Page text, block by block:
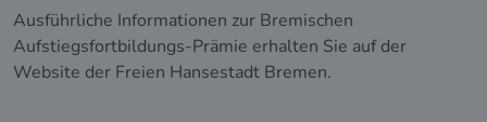
Ausführliche Informationen zur Bremischen
Aufstiegsfortbildungs-Prämie erhalten Sie auf der
Website der Freien Hansestadt Bremen.